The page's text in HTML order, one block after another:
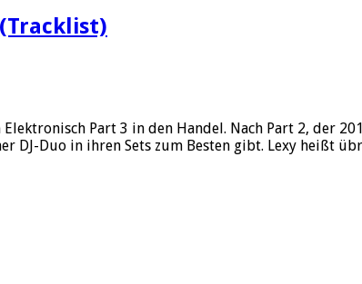
Part 3 in den Handel. Nach Part 2, der
DJ-Duo in ihren Sets zum Besten gibt. Lexy heißt